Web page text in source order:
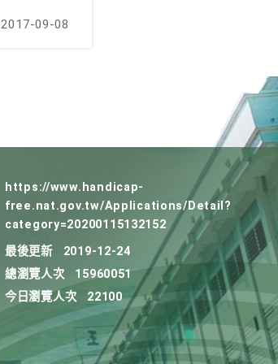
2017-09-08
https://www.handicap-
free.nat.gov.tw/Applications/Detail?
category=20200115132152
最後更新
2019-12-24
總瀏覽人次
15960051
今日瀏覽人次
22100